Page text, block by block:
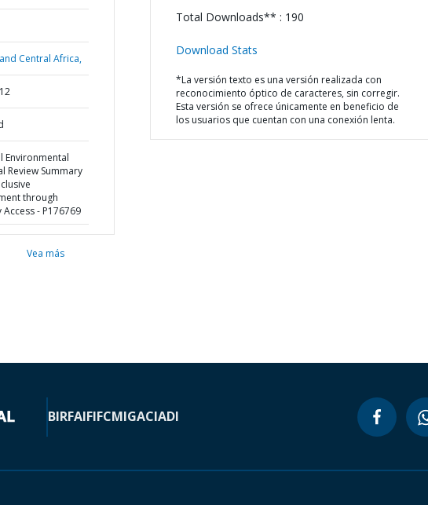
Central Africa,
Environmental
Review Summary
through
Access - P176769
Vea más
Total Downloads** : 190
Download Stats
*La versión texto es una versión realizada con
reconocimiento óptico de caracteres, sin corregir.
Esta versión se ofrece únicamente en beneficio de
los usuarios que cuentan con una conexión lenta.
BIRFAIFIFCMIGACIADI